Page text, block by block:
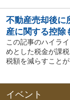
不動産売却後に
産に関する控除
この記事のハイラ
めとした税金が課
税額を減らすことが
イベント